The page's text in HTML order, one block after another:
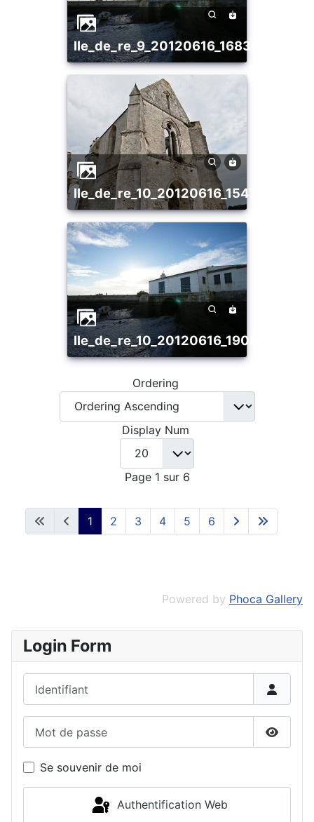
ile_de_re_9_20120616_1683560563
ile_de_re_10_20120616_1547441387
ile_de_re_10_20120616_1908948617
Ordering
Display Num
Page 1 sur 6
1 2 3 4 5 6
Powered by Phoca Gallery
Login Form
Se souvenir de moi
Authentification Web